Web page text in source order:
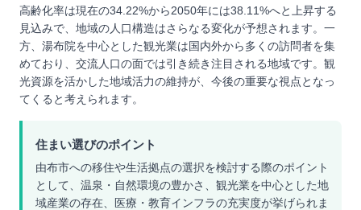
高齢化率は現在の34.22%から2050年には38.11%へと上昇する
見込みで、地域の人口構造はさらなる変化が予想されます。一
方、湯布院を中心とした観光業は国内外から多くの訪問者を集
めており、交流人口の面では引き続き注目される地域です。観
光資源を活かした地域活力の維持が、今後の重要な視点となっ
てくると考えられます。
住まい選びのポイント
由布市への移住や生活拠点の選択を検討する際のポイント
として、温泉・自然環境の豊かさ、観光業を中心とした地
域産業の存在、医療・教育インフラの充実度が挙げられま